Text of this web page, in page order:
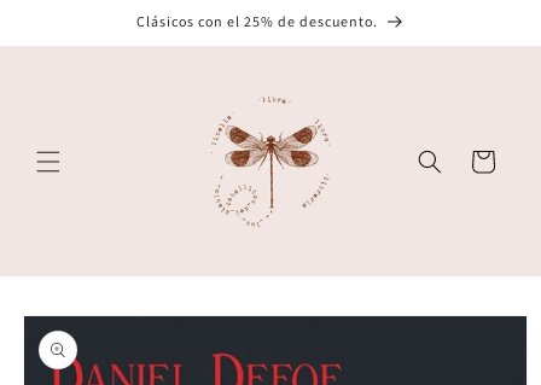
al contenido
Clásicos con el 25% de descuento.
Carrito
directamente
a la
información
del producto